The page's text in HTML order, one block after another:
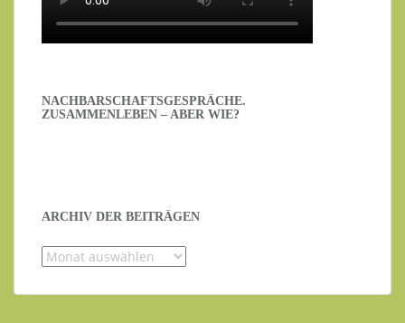
NACHBARSCHAFTSGESPRÄCHE.
ZUSAMMENLEBEN – ABER WIE?
ARCHIV DER BEITRÄGEN
Archiv
Beiträgen